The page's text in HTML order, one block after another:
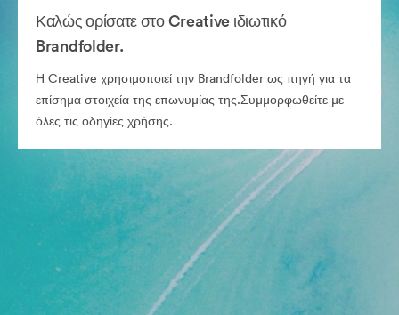
Καλώς ορίσατε στο Creative ιδιωτικό
Brandfolder.
Η Creative χρησιμοποιεί την Brandfolder ως πηγή για τα
επίσημα στοιχεία της επωνυμίας της.Συμμορφωθείτε με
όλες τις οδηγίες χρήσης.